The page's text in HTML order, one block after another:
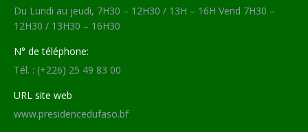
Du Lundi au jeudi, 7H30 – 12H30 / 13H – 16H Vend 7H30 –
12H30 / 13H30 – 16H30
N° de téléphone:
Tél. : (+226) 25 49 83 00
URL site web
www.presidencedufaso.bf